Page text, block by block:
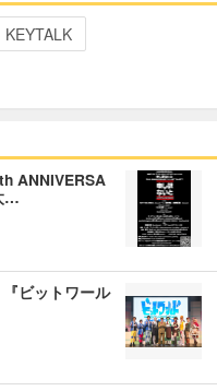
KEYTALK
ANNIVERSA
…
ビットワール